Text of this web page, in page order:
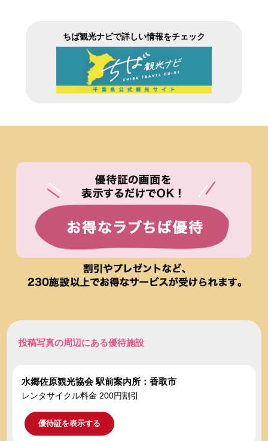
ちば観光ナビで詳しい情報をチェック
投稿写真の周辺にある優待施設
水郷佐原観光協会 駅前案内所：香取市
レンタサイクル料金 200円割引
優待証を表示する